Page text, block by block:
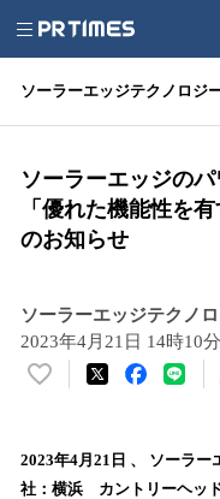
ソーラーエッジテクノロジ
ソーラーエッジの
「優れた機能性を
のお知らせ
ソーラーエッジテクノ
2023年4月21日 14時10分
い
！
数
2023年4月21日 、 ソーラ
社：横浜 カントリーヘッ